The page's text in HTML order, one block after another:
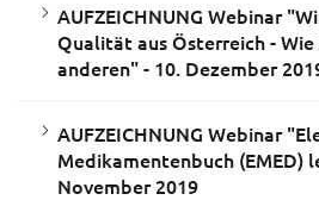
AUFZEICHNUNG Webinar
Qualität aus Österreich - Wie
anderen" - 10. Dezember
AUFZEICHNUNG Webinar
Medikamentenbuch (EMED)
November 2019